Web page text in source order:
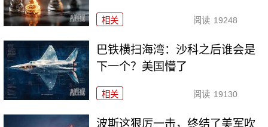
相关 阅读 19248
巴铁横扫海湾：沙科之后谁会是
下一个？美国懵了
相关 阅读 19130
波斯这狠厉一击，终结了美军吹